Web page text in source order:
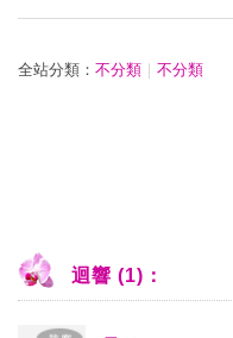
全站分類： 不分類 不分類
迴響 (1)：